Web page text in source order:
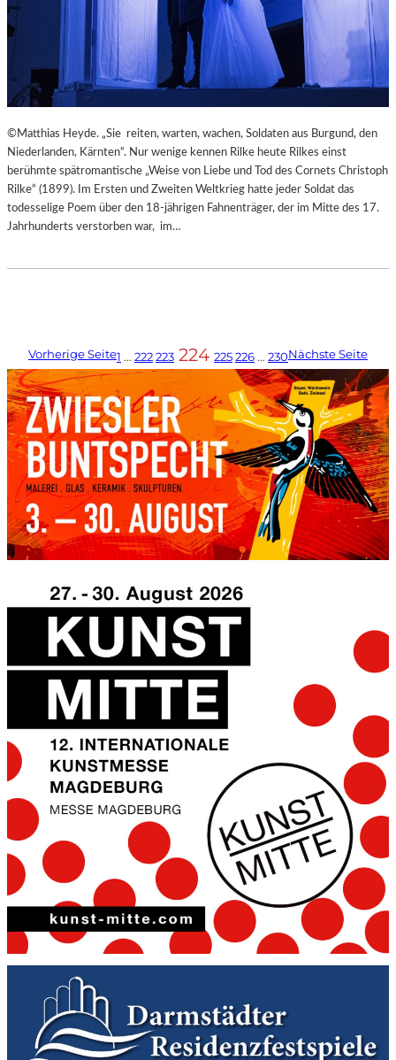
©Matthias Heyde. „Sie reiten, warten, wachen, Soldaten aus Burgund, den
Niederlanden, Kärnten“. Nur wenige kennen Rilke heute Rilkes einst
berühmte spätromantische „Weise von Liebe und Tod des Cornets Christoph
Rilke“ (1899). Im Ersten und Zweiten Weltkrieg hatte jeder Soldat das
todesselige Poem über den 18-jährigen Fahnenträger, der im Mitte des 17.
Jahrhunderts verstorben war, im…
Vorherige Seite1 … 222223 224 225226 … 230Nächste Seite